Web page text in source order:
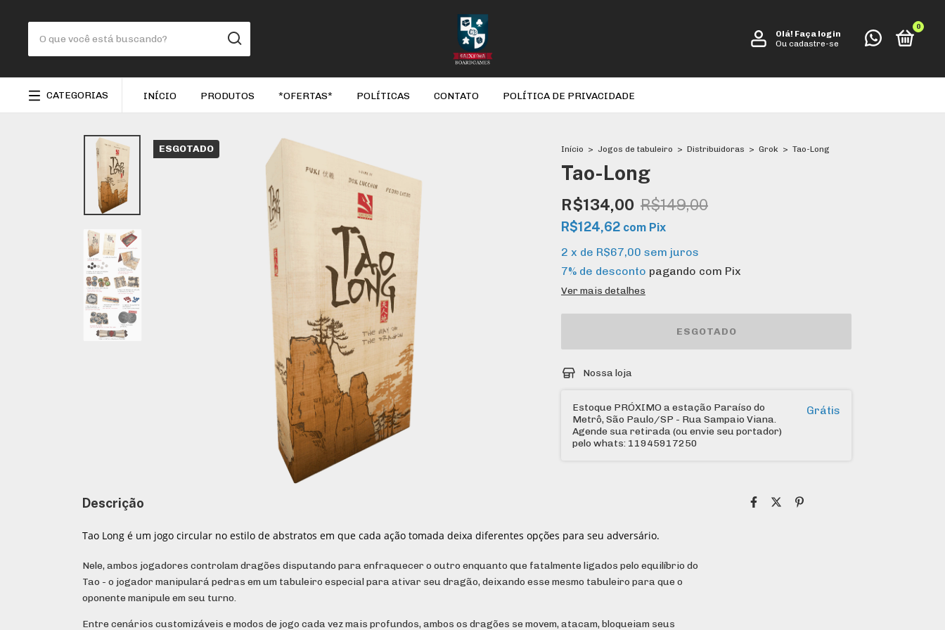
Olá! Faça login
Ou cadastre-se
0
CATEGORIAS INÍCIO PRODUTOS *OFERTAS* POLÍTICAS CONTATO POLÍTICA DE PRIVACIDADE
ESGOTADO Início > Jogos de tabuleiro > Distribuidoras > Grok > Tao-Long
Tao-Long
R$134,00 R$149,00
R$124,62 com Pix
2 x de R$67,00 sem juros
7% de desconto pagando com Pix
Ver mais detalhes
Nossa loja
Estoque PRÓXIMO a estação Paraíso do
Metrô, São Paulo/SP - Rua Sampaio Viana.
Agende sua retirada (ou envie seu portador)
pelo whats: 11945917250
Grátis
Descrição
Tao Long é um jogo circular no estilo de abstratos em que cada ação tomada deixa diferentes opções para seu adversário.
Nele, ambos jogadores controlam dragões disputando para enfraquecer o outro enquanto que fatalmente ligados pelo equilíbrio do
Tao - o jogador manipulará pedras em um tabuleiro especial para ativar seu dragão, deixando esse mesmo tabuleiro para que o
oponente manipule em seu turno.
Entre cenários customizáveis e modos de jogo cada vez mais profundos, ambos os dragões se movem, atacam, bloqueiam seus